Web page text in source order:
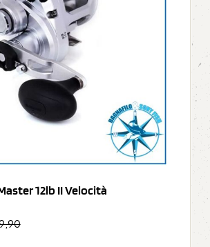
12lb II Velocità